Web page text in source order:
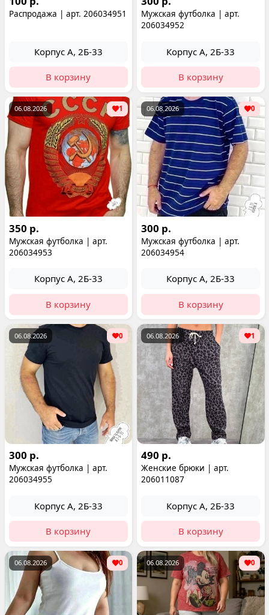
Распродажа | арт. 206034951
Корпус А, 2Б-33
В корзину
Мужская футболка | арт.
206034952
Корпус А, 2Б-33
В корзину
06.08.2026 1
350 р.
Мужская футболка | арт.
206034953
Корпус А, 2Б-33
В корзину
06.08.2026 0
300 р.
Мужская футболка | арт.
206034954
Корпус А, 2Б-33
В корзину
06.08.2026 0
300 р.
Мужская футболка | арт.
206034955
Корпус А, 2Б-33
В корзину
06.08.2026 1
490 р.
Женские брюки | арт.
206011087
Корпус А, 2Б-33
В корзину
06.08.2026 0 06.08.2026 0